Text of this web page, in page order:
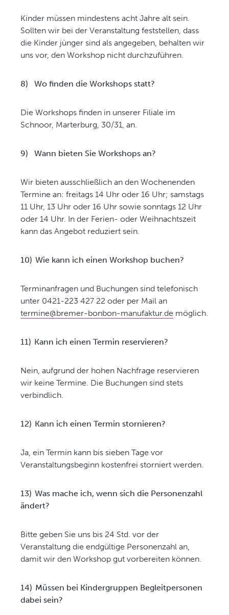
Kinder müssen mindestens acht Jahre alt sein.
Sollten wir bei der Veranstaltung feststellen, dass
die Kinder jünger sind als angegeben, behalten wir
uns vor, den Workshop nicht durchzuführen.
8) Wo finden die Workshops statt?
Die Workshops finden in unserer Filiale im
Schnoor, Marterburg, 30/31, an.
9) Wann bieten Sie Workshops an?
Wir bieten ausschließlich an den Wochenenden
Termine an: freitags 14 Uhr oder 16 Uhr; samstags
11 Uhr, 13 Uhr oder 16 Uhr sowie sonntags 12 Uhr
oder 14 Uhr. In der Ferien- oder Weihnachtszeit
kann das Angebot reduziert sein.
10) Wie kann ich einen Workshop buchen?
Terminanfragen und Buchungen sind telefonisch
unter 0421-223 427 22 oder per Mail an
termine@bremer-bonbon-manufaktur.de möglich.
11) Kann ich einen Termin reservieren?
Nein, aufgrund der hohen Nachfrage reservieren
wir keine Termine. Die Buchungen sind stets
verbindlich.
12) Kann ich einen Termin stornieren?
Ja, ein Termin kann bis sieben Tage vor
Veranstaltungsbeginn kostenfrei storniert werden.
13) Was mache ich, wenn sich die Personenzahl
ändert?
Bitte geben Sie uns bis 24 Std. vor der
Veranstaltung die endgültige Personenzahl an,
damit wir den Workshop gut vorbereiten können.
14) Müssen bei Kindergruppen Begleitpersonen
dabei sein?